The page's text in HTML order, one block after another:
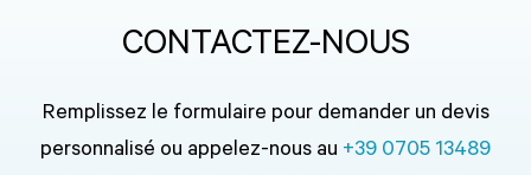
CONTACTEZ-NOUS
Remplissez le formulaire pour demander un devis
personnalisé ou appelez-nous au +39 0705 13489